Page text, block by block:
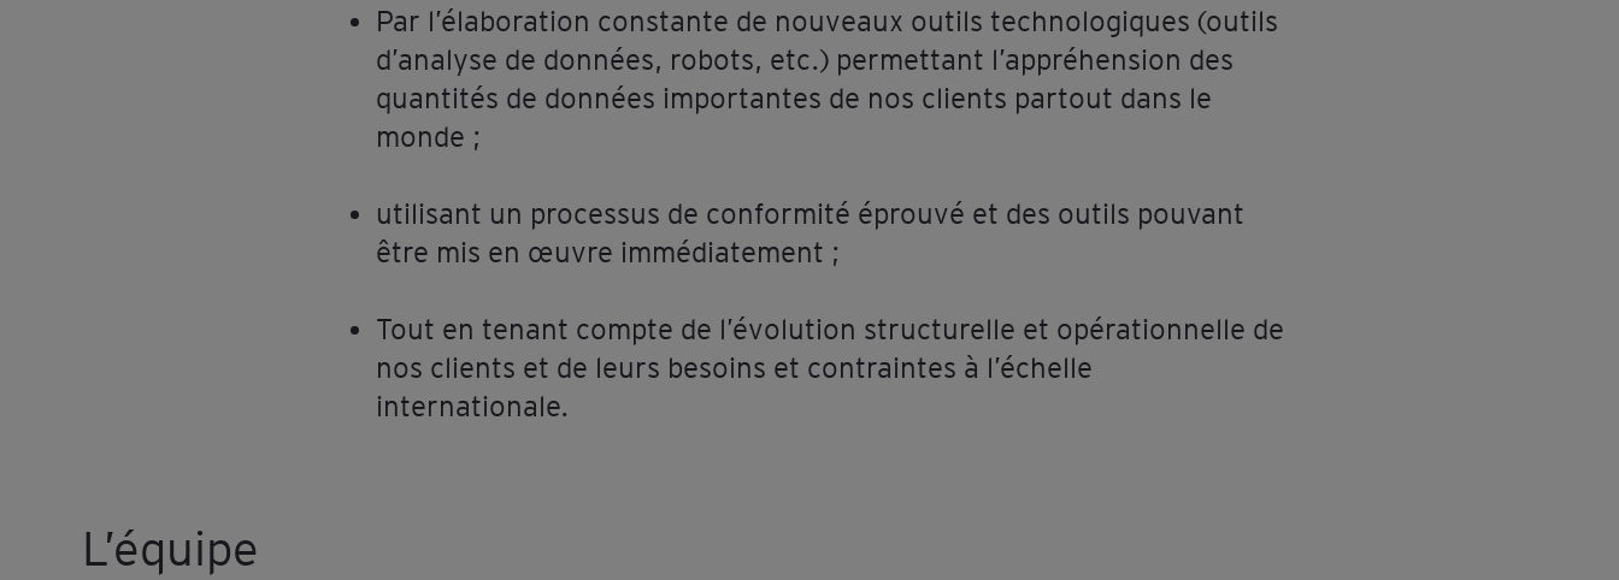
Par l’élaboration constante de nouveaux outils technologiques (outils
d’analyse de données, robots, etc.) permettant l’appréhension des
quantités de données importantes de nos clients partout dans le
monde ;
utilisant un processus de conformité éprouvé et des outils pouvant
être mis en œuvre immédiatement ;
Tout en tenant compte de l’évolution structurelle et opérationnelle de
nos clients et de leurs besoins et contraintes à l’échelle
internationale.
L’équipe